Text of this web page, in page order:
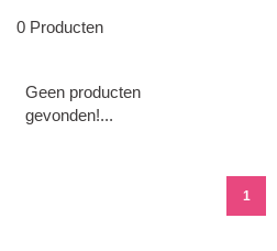
0 Producten
Geen producten
gevonden!...
1